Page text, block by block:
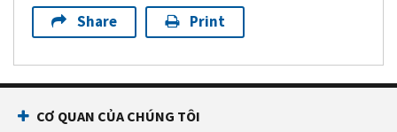
Share Print
CƠ QUAN CỦA CHÚNG TÔI